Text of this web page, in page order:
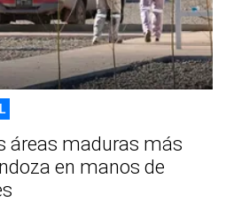
áreas maduras más
en manos de